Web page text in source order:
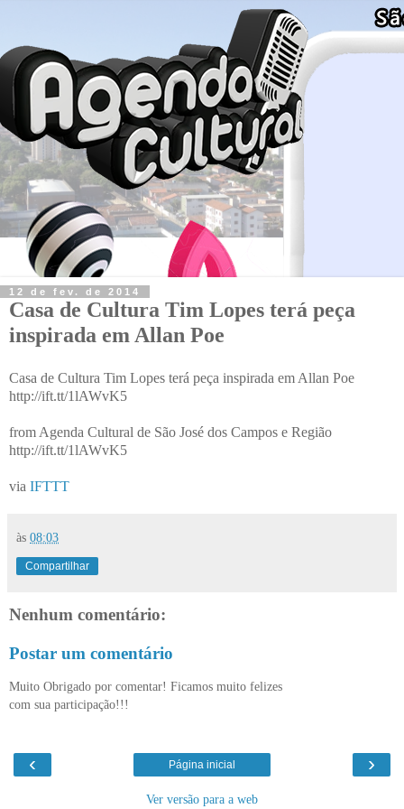
12 de fev. de 2014
Casa de Cultura Tim Lopes terá peça
inspirada em Allan Poe
Casa de Cultura Tim Lopes terá peça inspirada em Allan Poe
http://ift.tt/1lAWvK5
from Agenda Cultural de São José dos Campos e Região
http://ift.tt/1lAWvK5
via IFTTT
às 08:03
Compartilhar
Nenhum comentário:
Postar um comentário
Muito Obrigado por comentar! Ficamos muito felizes
com sua participação!!!
‹ ›
Página inicial
Ver versão para a web